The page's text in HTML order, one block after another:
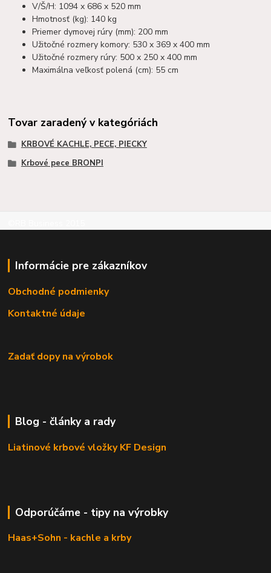
V/Š/H: 1094 x 686 x 520 mm
Hmotnosť (kg): 140 kg
Priemer dymovej rúry (mm): 200 mm
Užitočné rozmery komory: 530 x 369 x 400 mm
Užitočné rozmery rúry: 500 x 250 x 400 mm
Maximálna veľkosť polená (cm): 55 cm
Tovar zaradený v kategóriách
KRBOVÉ KACHLE, PECE, PIECKY
Krbové pece BRONPI
Informácie pre zákazníkov
Obchodné podmienky
Kontaktné údaje
Zadať dopy na výrobok
Blog - články a rady
Liatinové krbové vložky KF Design
Odporúčáme - tipy na výrobky
Haas+Sohn - kachle a krby